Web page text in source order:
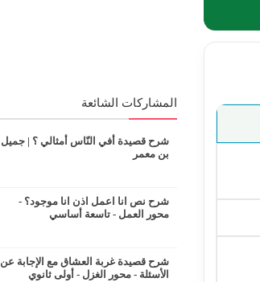
المشاركات الشائعة
شرح قصيدة أفي النّاس أمثالي ؟ | جميل
بن معمر
شرح نص انا اعمل اذن انا موجود؟ -
محور العمل - تاسعة أساسي
شرح قصيدة غربة العشاق مع الإجابة عن
الأسئلة - محور الغزل - أولى ثانوي